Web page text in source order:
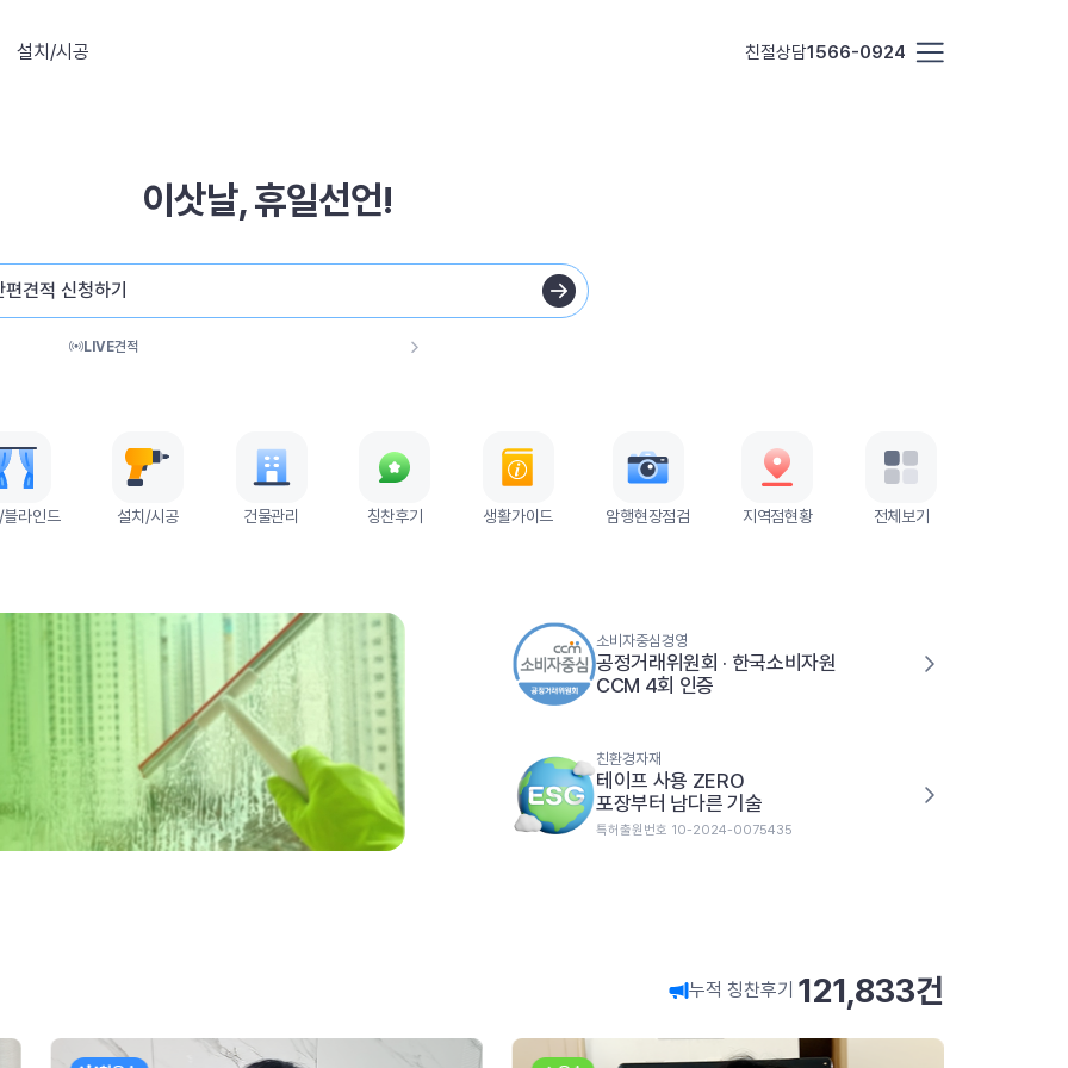
설치/시공 친절상담1566-0924
이삿날, 휴일선언!
편견적 신청하기
LIVE견적
라인드 설치/시공 건물관리 칭찬후기 생활가이드 암행현장점검 지역점현황 전체보기
소비자중심경영
공정거래위원회 · 한국소비자원
CCM 4회 인증
친환경자재
테이프 사용 ZERO
포장부터 남다른 기술
특허출원번호 10-2024-0075435
누적 칭찬후기 121,833건